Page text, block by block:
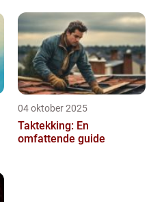
04 oktober 2025
Taktekking: En
omfattende guide